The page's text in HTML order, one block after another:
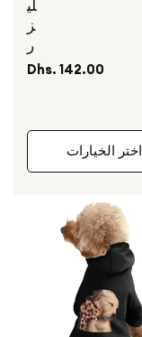
لي
ز
ر
السعر
Dhs. 142.00
اختر الخيارات